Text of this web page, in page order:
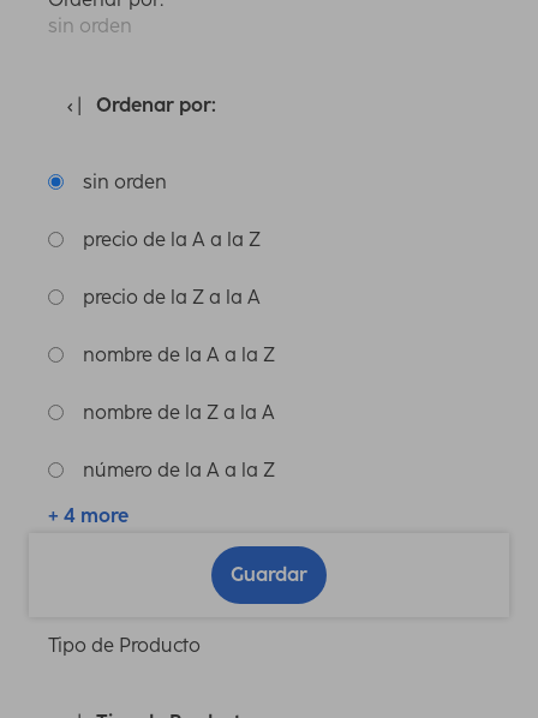
sin orden
Ordenar por:
sin orden
precio de la A a la Z
precio de la Z a la A
nombre de la A a la Z
nombre de la Z a la A
número de la A a la Z
+ 4 more
Guardar
Tipo de Producto